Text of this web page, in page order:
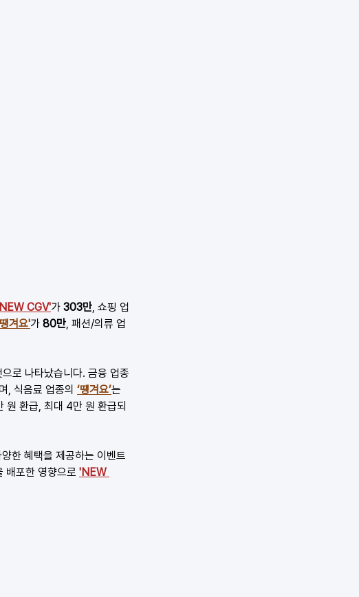
CGV'가 303만, 쇼핑 업
겨요'가 80만, 패션/의류 업
로 나타났습니다. 금융 업종
, 식음료 업종의 ‘땡겨요’는
원 환급, 최대 4만 원 환급되
양한 혜택을 제공하는 이벤트
배포한 영향으로 'NEW